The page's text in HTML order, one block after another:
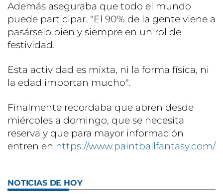
Además aseguraba que todo el mundo
puede participar. "El 90% de la gente viene a
pasárselo bien y siempre en un rol de
festividad.
Esta actividad es mixta, ni la forma física, ni
la edad importan mucho".
Finalmente recordaba que abren desde
miércoles a domingo, que se necesita
reserva y que para mayor información
entren en https://www.paintballfantasy.com/
NOTICIAS DE HOY